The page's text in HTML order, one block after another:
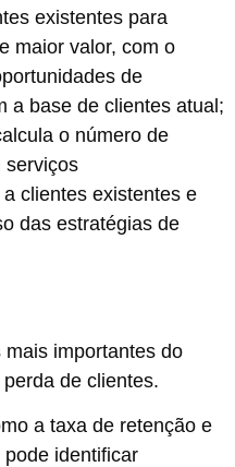
existentes para
maior valor, com o
de
a base de clientes atual;
o número de
serviços
clientes existentes e
das estratégias de
importantes do
de clientes.
a taxa de retenção e
identificar